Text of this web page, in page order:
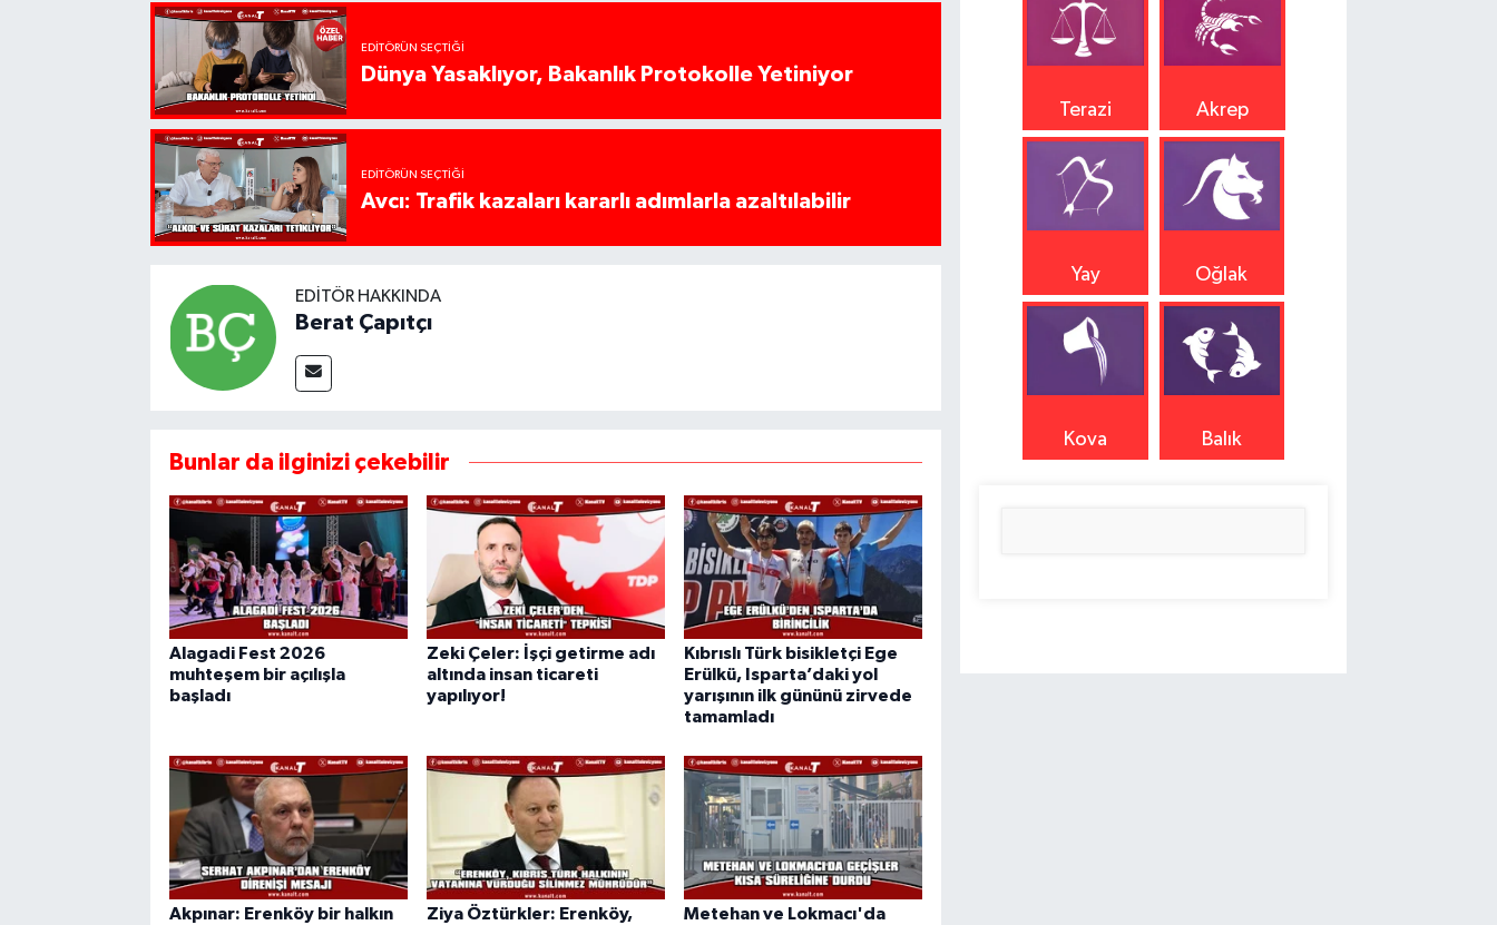
EDITÖRÜN SEÇTIĞI
Dünya Yasaklıyor, Bakanlık Protokolle Yetiniyor
EDITÖRÜN SEÇTIĞI
Avcı: Trafik kazaları kararlı adımlarla azaltılabilir
EDITÖR HAKKINDA
Berat Çapıtçı
Bunlar da ilginizi çekebilir
Alagadi Fest 2026
muhteşem bir açılışla
başladı
Zeki Çeler: İşçi getirme adı
altında insan ticareti
yapılıyor!
Kıbrıslı Türk bisikletçi Ege
Erülkü, Isparta’daki yol
yarışının ilk gününü zirvede
tamamladı
Akpınar: Erenköy bir halkın
Ziya Öztürkler: Erenköy,
Metehan ve Lokmacı'da
Terazi Akrep
Yay Oğlak
Kova Balık